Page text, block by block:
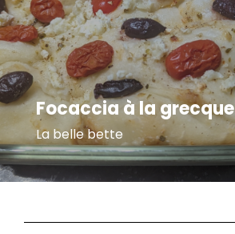
Focaccia à la grecque
La belle bette